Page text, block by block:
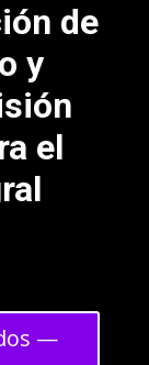
de
y
el
—